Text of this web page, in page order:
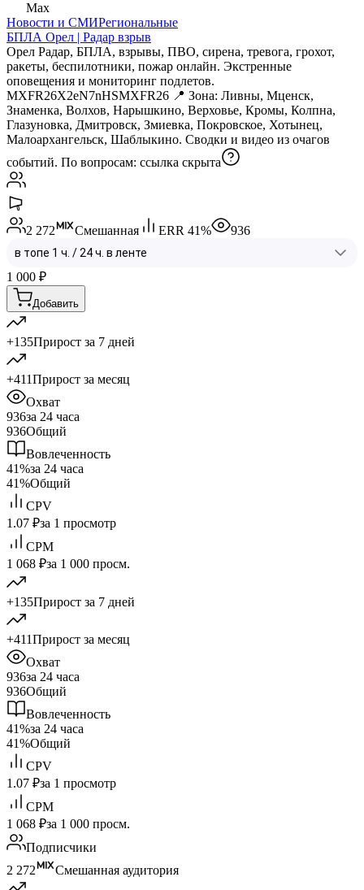
Max
Новости и СМИРегиональные
БПЛА Орел | Радар взрыв
Орел Радар, БПЛА, взрывы, ПВО, сирена, тревога, грохот,
ракеты, беспилотники, пожар онлайн. Экстренные
оповещения и мониторинг подлетов.
MXFR26X2eN7nHSMXFR26 📍 Зона: Ливны, Мценск,
Знаменка, Boлхов, Нарышкино, Верховье, Кромы, Колпна,
Глазуновка, Дмитровск, Змиевка, Покровское, Хотынец,
Малоархангельск, Шаблыкино. Сводки и видео из очагов
событий. По вопросам: ссылка скрыта
2 272 Смешанная ERR 41% 936
1 000 ₽
Добавить
+135Прирост за 7 дней
+411Прирост за месяц
Охват
936за 24 часа
936Общий
Вовлеченность
41%за 24 часа
41%Общий
CPV
1.07 ₽за 1 просмотр
CPM
1 068 ₽за 1 000 просм.
+135Прирост за 7 дней
+411Прирост за месяц
Охват
936за 24 часа
936Общий
Вовлеченность
41%за 24 часа
41%Общий
CPV
1.07 ₽за 1 просмотр
CPM
1 068 ₽за 1 000 просм.
Подписчики
2 272
Смешанная аудитория